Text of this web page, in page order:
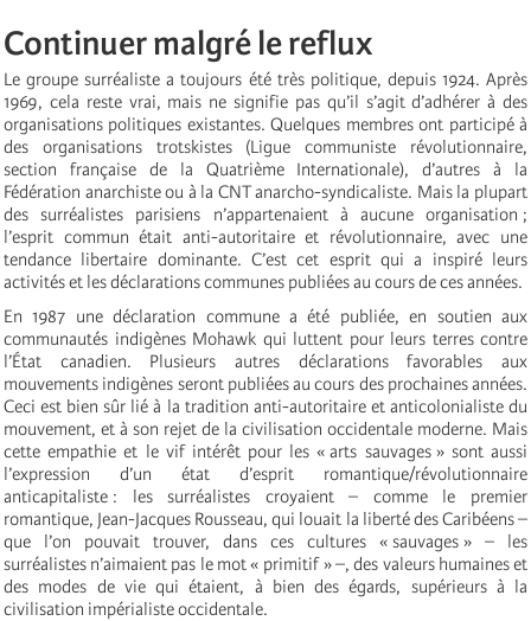
Continuer malgré le reflux
Le groupe surréaliste a toujours été très politique, depuis 1924. Après
1969, cela reste vrai, mais ne signifie pas qu’il s’agit d’adhérer à des
organisations politiques existantes. Quelques membres ont participé à
des organisations trotskistes (Ligue communiste révolutionnaire,
section française de la Quatrième Internationale), d’autres à la
Fédération anarchiste ou à la CNT anarcho-syndicaliste. Mais la plupart
des surréalistes parisiens n’appartenaient à aucune organisation ;
l’esprit commun était anti-autoritaire et révolutionnaire, avec une
tendance libertaire dominante. C’est cet esprit qui a inspiré leurs
activités et les déclarations communes publiées au cours de ces années.
En 1987 une déclaration commune a été publiée, en soutien aux
communautés indigènes Mohawk qui luttent pour leurs terres contre
l’État canadien. Plusieurs autres déclarations favorables aux
mouvements indigènes seront publiées au cours des prochaines années.
Ceci est bien sûr lié à la tradition anti-autoritaire et anticolonialiste du
mouvement, et à son rejet de la civilisation occidentale moderne. Mais
cette empathie et le vif intérêt pour les « arts sauvages » sont aussi
l’expression d’un état d’esprit romantique/révolutionnaire
anticapitaliste : les surréalistes croyaient – comme le premier
romantique, Jean-Jacques Rousseau, qui louait la liberté des Caribéens –
que l’on pouvait trouver, dans ces cultures « sauvages » – les
surréalistes n’aimaient pas le mot « primitif » –, des valeurs humaines et
des modes de vie qui étaient, à bien des égards, supérieurs à la
civilisation impérialiste occidentale.